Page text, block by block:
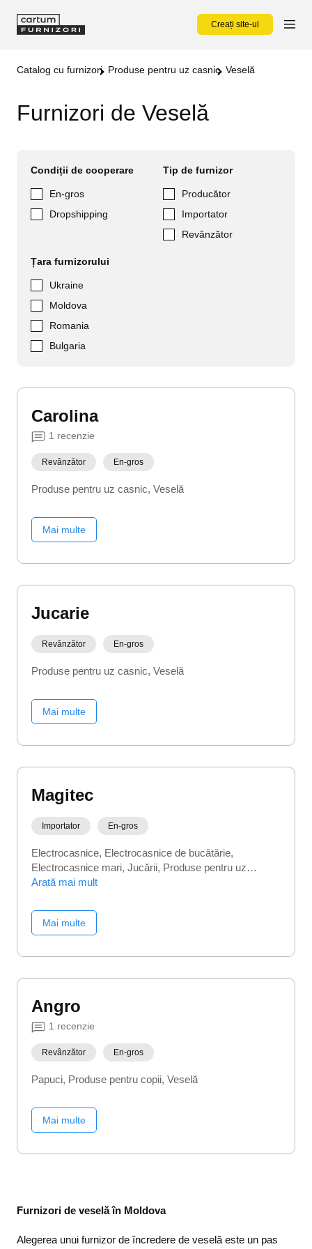
Creați site-ul
Catalog cu furnizori Produse pentru uz casnic Veselă
Furnizori de Veselă
Condiții de cooperare
En-gros
Dropshipping
Tip de furnizor
Producător
Importator
Revânzător
Țara furnizorului
Ukraine
Moldova
Romania
Bulgaria
Carolina
1 recenzie
Revânzător En-gros
Produse pentru uz casnic Veselă
Mai multe
Jucarie
Revânzător En-gros
Produse pentru uz casnic Veselă
Mai multe
Magitec
Importator En-gros
Electrocasnice Electrocasnice de bucătărie
Electrocasnice mari Jucării Produse pentru uz
casnic Veselă
Arată mai mult
Mai multe
Angro
1 recenzie
Revânzător En-gros
Papuci Produse pentru copii Veselă
Mai multe
Furnizori de veselă în Moldova
Alegerea unui furnizor de încredere de veselă este un pas